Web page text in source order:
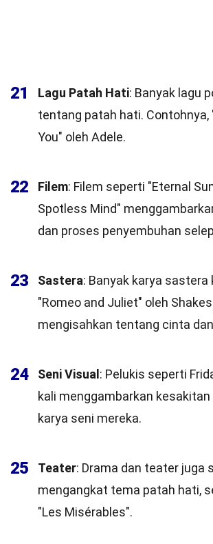
21 Lagu Patah Hati: Banyak lagu
tentang patah hati. Contohnya,
You" oleh Adele.
22 Filem: Filem seperti "Eternal
Spotless Mind"
dan proses penyembuhan
23 Sastera: Banyak karya sastera
"Romeo and Juliet" oleh
mengisahkan tentang cinta
24 Seni Visual : Pelukis seperti
kali menggambarkan
karya seni mereka.
25 Teater: Drama dan teater juga
mengangkat tema patah hati,
"Les Misérables".